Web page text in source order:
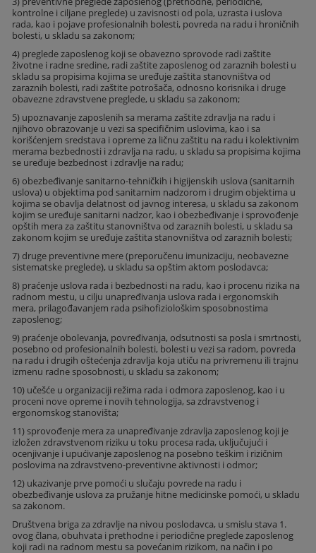
kontrolne i ciljane preglede) u zavisnosti od pola, uzrasta i uslova
rada, kao i pojave profesionalnih bolesti, povreda na radu i hroničnih
bolesti, u skladu sa zakonom;
4) preglede zaposlenog koji se obavezno sprovode radi zaštite
životne i radne sredine, radi zaštite zaposlenog od zaraznih bolesti u
skladu sa propisima kojima se uređuje zaštita stanovništva od
zaraznih bolesti, radi zaštite potrošača, odnosno korisnika i druge
obavezne zdravstvene preglede, u skladu sa zakonom;
5) upoznavanje zaposlenih sa merama zaštite zdravlja na radu i
njihovo obrazovanje u vezi sa specifičnim uslovima, kao i sa
korišćenjem sredstava i opreme za ličnu zaštitu na radu i kolektivnim
merama bezbednosti i zdravlja na radu, u skladu sa propisima kojima
se uređuje bezbednost i zdravlje na radu;
6) obezbeđivanje sanitarno-tehničkih i higijenskih uslova (sanitarnih
uslova) u objektima pod sanitarnim nadzorom i drugim objektima u
kojima se obavlja delatnost od javnog interesa, u skladu sa zakonom
kojim se uređuje sanitarni nadzor, kao i obezbeđivanje i sprovođenje
opštih mera za zaštitu stanovništva od zaraznih bolesti, u skladu sa
zakonom kojim se uređuje zaštita stanovništva od zaraznih bolesti;
7) druge preventivne mere (preporučenu imunizaciju, neobavezne
sistematske preglede), u skladu sa opštim aktom poslodavca;
8) praćenje uslova rada i bezbednosti na radu, kao i procenu rizika na
radnom mestu, u cilju unapređivanja uslova rada i ergonomskih
mera, prilagođavanjem rada psihofiziološkim sposobnostima
zaposlenog;
9) praćenje obolevanja, povređivanja, odsutnosti sa posla i smrtnosti,
posebno od profesionalnih bolesti, bolesti u vezi sa radom, povreda
na radu i drugih oštećenja zdravlja koja utiču na privremenu ili trajnu
izmenu radne sposobnosti, u skladu sa zakonom;
10) učešće u organizaciji režima rada i odmora zaposlenog, kao i u
proceni nove opreme i novih tehnologija, sa zdravstvenog i
ergonomskog stanovišta;
11) sprovođenje mera za unapređivanje zdravlja zaposlenog koji je
izložen zdravstvenom riziku u toku procesa rada, uključujući i
ocenjivanje i upućivanje zaposlenog na posebno teškim i rizičnim
poslovima na zdravstveno-preventivne aktivnosti i odmor;
12) ukazivanje prve pomoći u slučaju povrede na radu i
obezbeđivanje uslova za pružanje hitne medicinske pomoći, u skladu
sa zakonom.
Društvena briga za zdravlje na nivou poslodavca, u smislu stava 1.
ovog člana, obuhvata i prethodne i periodične preglede zaposlenog
koji radi na radnom mestu sa povećanim rizikom, na način i po